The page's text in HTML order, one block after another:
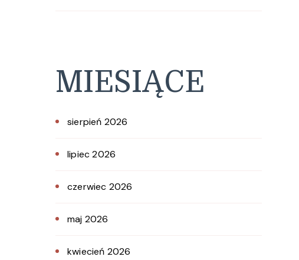
MIESIĄCE
sierpień 2026
lipiec 2026
czerwiec 2026
maj 2026
kwiecień 2026